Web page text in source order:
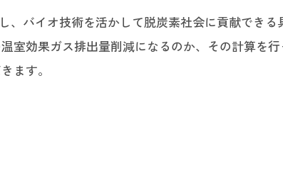
、バイオ技術を活かして脱炭素社会に貢献できる
室効果ガス排出量削減になるのか、その計算を
ます。